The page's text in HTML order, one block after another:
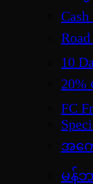
10
FC
အကေ
မန်